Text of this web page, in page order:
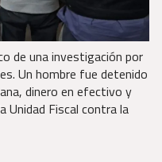
de una investigación por
Un hombre fue detenido
dinero en efectivo y
Fiscal contra la